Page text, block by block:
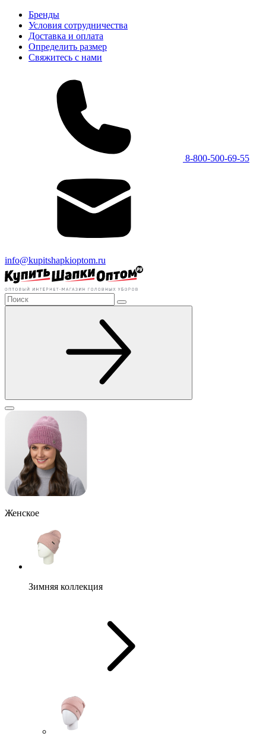
Бренды
Условия сотрудничества
Доставка и оплата
Определить размер
Свяжитесь с нами
8-800-500-69-55
info@kupitshapkioptom.ru
Женское
Зимняя коллекция